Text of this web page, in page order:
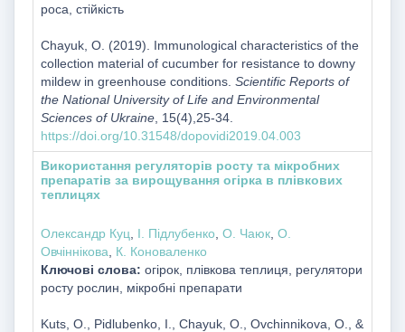
роса, стійкість
Chayuk, O. (2019). Immunological characteristics of the
collection material of cucumber for resistance to downy
mildew in greenhouse conditions. Scientific Reports of
the National University of Life and Environmental
Sciences of Ukraine, 15(4),25-34.
https://doi.org/10.31548/dopovidi2019.04.003
Використання регуляторів росту та мікробних
препаратів за вирощування огірка в плівкових
теплицях
Олександр Куц І. Підлубенко, О. Чаюк, О.
Овчіннікова
К. Коноваленко
Ключові слова: огірок, плівкова теплиця, регулятори
росту рослин, мікробні препарати
Kuts, O., Pidlubenko, I., Chayuk, O., Ovchinnikova, O., &